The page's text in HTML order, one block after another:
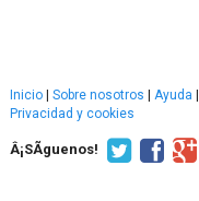
Inicio Sobre nosotros Ayuda
Privacidad y cookies
Â¡SÃ­guenos!